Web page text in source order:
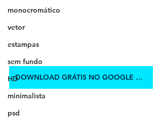
monocromático
vetor
estampas
sem fundo
HD
minimalista
psd
DOWNLOAD GRÁTIS NO GOOGLE DRIVE